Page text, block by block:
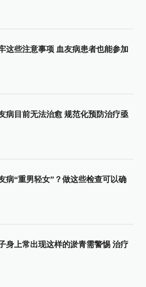
这些注意事项 血友病患者也能参加
病目前无法治愈 规范化预防治疗亟
病“重男轻女”？做这些检查可以确
身上常出现这样的淤青需警惕 治疗